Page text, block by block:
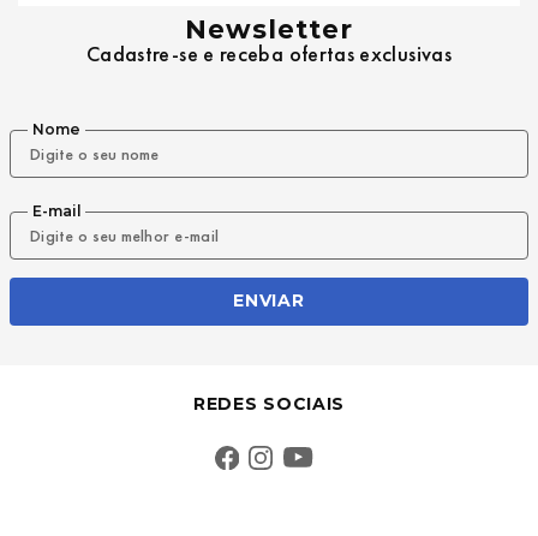
Newsletter
Cadastre-se e receba ofertas exclusivas
Nome
E-mail
ENVIAR
REDES SOCIAIS